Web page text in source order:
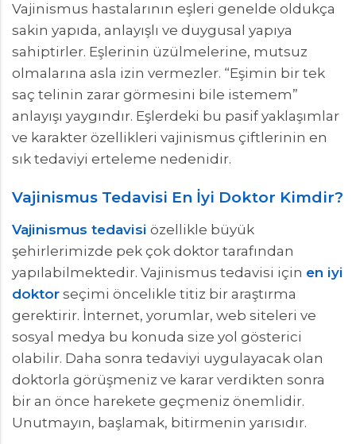
Vajinismus hastalarının eşleri genelde oldukça
sakin yapıda, anlayışlı ve duygusal yapıya
sahiptirler. Eşlerinin üzülmelerine, mutsuz
olmalarına asla izin vermezler. “Eşimin bir tek
saç telinin zarar görmesini bile istemem”
anlayışı yaygındır. Eşlerdeki bu pasif yaklaşımlar
ve karakter özellikleri vajinismus çiftlerinin en
sık tedaviyi erteleme nedenidir.
Vajinismus Tedavisi En İyi Doktor Kimdir?
Vajinismus tedavisi özellikle büyük
şehirlerimizde pek çok doktor tarafından
yapılabilmektedir. Vajinismus tedavisi için en iyi
doktor seçimi öncelikle titiz bir araştırma
gerektirir. İnternet, yorumlar, web siteleri ve
sosyal medya bu konuda size yol gösterici
olabilir. Daha sonra tedaviyi uygulayacak olan
doktorla görüşmeniz ve karar verdikten sonra
bir an önce harekete geçmeniz önemlidir.
Unutmayın, başlamak, bitirmenin yarısıdır.